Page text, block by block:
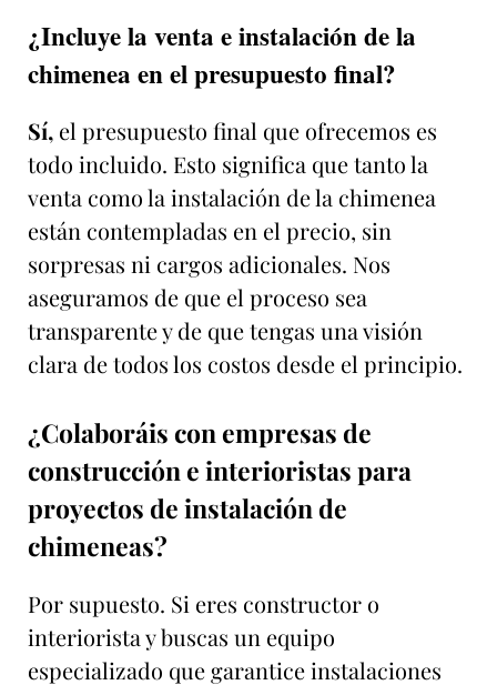
¿Incluye la venta e instalación de la
chimenea en el presupuesto final?
Sí, el presupuesto final que ofrecemos es
todo incluido. Esto significa que tanto la
venta como la instalación de la chimenea
están contempladas en el precio, sin
sorpresas ni cargos adicionales. Nos
aseguramos de que el proceso sea
transparente y de que tengas una visión
clara de todos los costos desde el principio.
¿Colaboráis con empresas de
construcción e interioristas para
proyectos de instalación de
chimeneas?
Por supuesto. Si eres constructor o
interiorista y buscas un equipo
especializado que garantice instalaciones